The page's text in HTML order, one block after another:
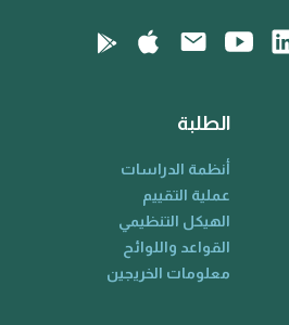
الطلبة
أنظمة الدراسات
عملية التقييم
الهيكل التنظيمي
القواعد واللوائح
معلومات الخريجين